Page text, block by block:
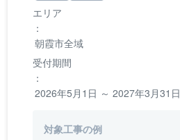
エリア
：
朝霞市全域
受付期間
：
2026年5月1日 ～ 2027年3月31日
対象工事の例